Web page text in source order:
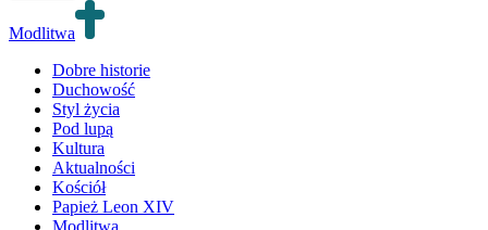
Modlitwa
Dobre historie
Duchowość
Styl życia
Pod lupą
Kultura
Aktualności
Kościół
Papież Leon XIV
Modlitwa